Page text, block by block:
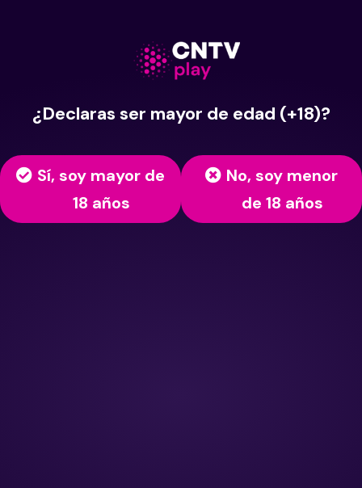
¿Declaras ser mayor de edad (+18)?
Sí, soy mayor de
18 años
No, soy menor
de 18 años